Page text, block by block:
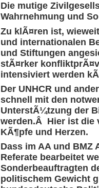
Die mutige
Wahrnehmung und
Zu klÃ¤ren ist,
und internationalen
und Stiftungen
stÃ¤rker
intensiviert werden
Der UNHCR und
schnell mit den
UnterstÃ¼tzung der
werden.Â Hier ist die
KÃ¶pfe und Herzen.
Dass im AA und BMZ
Referate bearbeitet
Sonderbeauftragten
politischem Gewicht